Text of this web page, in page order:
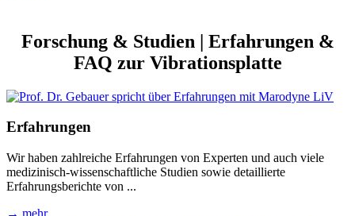
Forschung & Studien | Erfahrungen &
FAQ zur Vibrationsplatte
Erfahrungen
Wir haben zahlreiche Erfahrungen von Experten und auch viele
medizinisch-wissenschaftliche Studien sowie detaillierte
Erfahrungsberichte von ...